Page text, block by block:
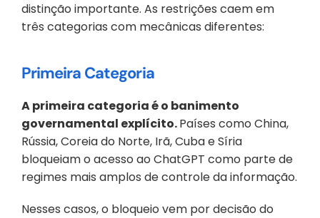
distinção importante. As restrições caem em
três categorias com mecânicas diferentes:
Primeira Categoria
A primeira categoria é o banimento
governamental explícito. Países como China,
Rússia, Coreia do Norte, Irã, Cuba e Síria
bloqueiam o acesso ao ChatGPT como parte de
Nesses casos, o bloqueio vem por decisão do